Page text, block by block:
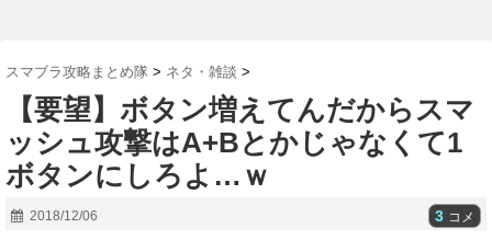
スマブラ攻略まとめ隊 > ネタ・雑談 >
【要望】ボタン増えてんだからスマ
ッシュ攻撃はA+Bとかじゃなくて1
ボタンにしろよ…ｗ
2018/12/06 3 コメ